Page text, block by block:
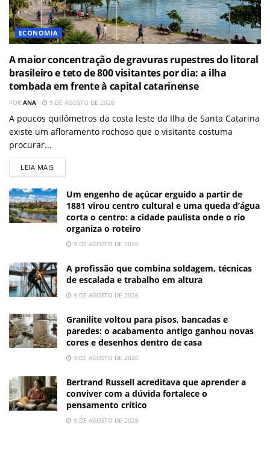
ECONOMIA
A maior concentração de gravuras rupestres do litoral
brasileiro e teto de 800 visitantes por dia: a ilha
tombada em frente à capital catarinense
POR ANA 9 DE AGOSTO DE 2026
A poucos quilômetros da costa leste da Ilha de Santa Catarina
existe um afloramento rochoso que o visitante costuma
procurar...
LEIA MAIS
Um engenho de açúcar erguido a partir de
1881 virou centro cultural e uma queda d’água
corta o centro: a cidade paulista onde o rio
organiza o roteiro
9 DE AGOSTO DE 2026
A profissão que combina soldagem, técnicas
de escalada e trabalho em altura
9 DE AGOSTO DE 2026
Granilite voltou para pisos, bancadas e
paredes: o acabamento antigo ganhou novas
cores e desenhos dentro de casa
9 DE AGOSTO DE 2026
Bertrand Russell acreditava que aprender a
conviver com a dúvida fortalece o
pensamento crítico
9 DE AGOSTO DE 2026